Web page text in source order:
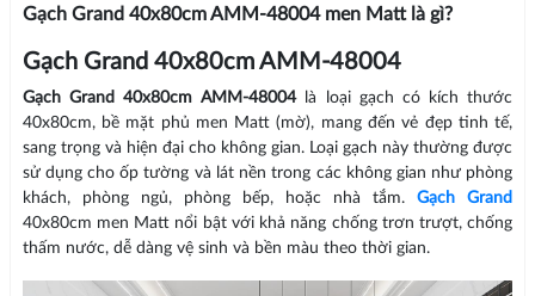
Gạch Grand 40x80cm AMM-48004 men Matt là gì?
Gạch Grand 40x80cm AMM-48004
Gạch Grand 40x80cm AMM-48004là loại gạch có kích thước
40x80cm, bề mặt phủ men Matt (mờ), mang đến vẻ đẹp tinh tế,
sang trọng và hiện đại cho không gian. Loại gạch này thường được
sử dụng cho ốp tường và lát nền trong các không gian như phòng
khách, phòng ngủ, phòng bếp, hoặc nhà tắm.Gạch Grand
40x80cm men Matt nổi bật với khả năng chống trơn trượt, chống
thấm nước, dễ dàng vệ sinh và bền màu theo thời gian.